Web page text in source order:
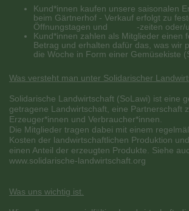
Kund*innen kaufen unsere saisonalen
beim Gärtnerhof - Verkauf erfolgt zu
Öffnungstagen und -zeiten oder/
Kund*innen zahlen als Mitglieder einen
Betrag und erhalten dafür das, was wir
die Woche in Form einer Gemüsekiste
Was versteht man unter Solidarischer
Solidarische Landwirtschaft (SoLawi) ist eine
getragene Landwirtschaft, eine Partnerschaft
Erzeuger*innen und Verbraucher*innen.
Die Mitglieder tragen dabei mit einem
Kosten der landwirtschaftlichen Produktion
einen Anteil der erzeugten Produkte. Siehe
www.solidarische-landwirtschaft.org
Was uns wichtig ist.